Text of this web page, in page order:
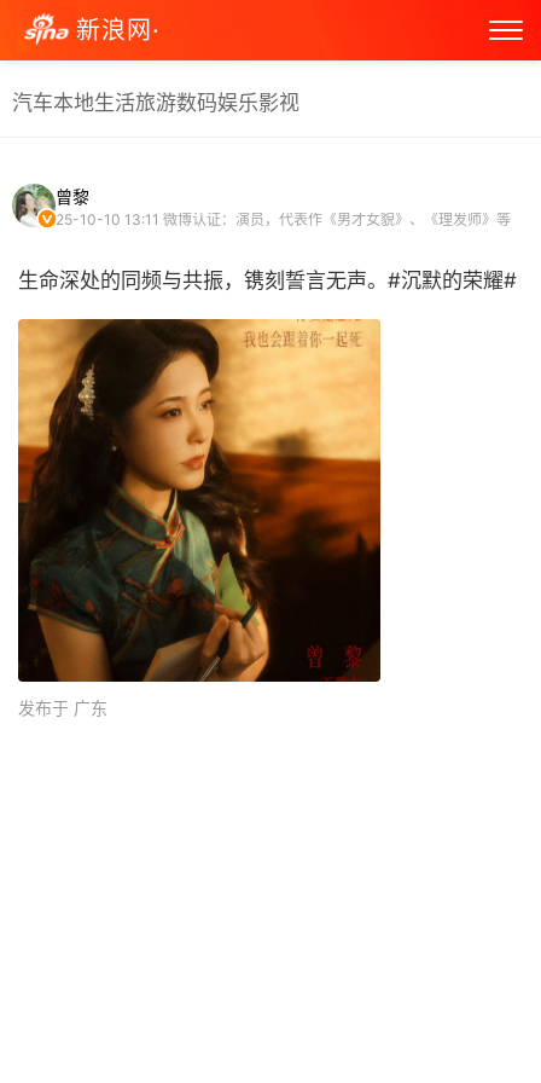
新浪网·
汽车本地生活旅游数码娱乐影视
曾黎
25-10-10 13:11 微博认证：演员，代表作《男才女貌》、《理发师》等
生命深处的同频与共振，镌刻誓言无声。#沉默的荣耀# ​
发布于 广东